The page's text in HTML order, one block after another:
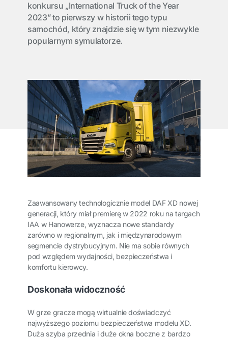
konkursu „International Truck of the Year
2023” to pierwszy w historii tego typu
samochód, który znajdzie się w tym niezwykle
popularnym symulatorze.
Zaawansowany technologicznie model DAF XD nowej
generacji, który miał premierę w 2022 roku na targach
IAA w Hanowerze, wyznacza nowe standardy
zarówno w regionalnym, jak i międzynarodowym
segmencie dystrybucyjnym. Nie ma sobie równych
pod względem wydajności, bezpieczeństwa i
komfortu kierowcy.
Doskonała widoczność
W grze gracze mogą wirtualnie doświadczyć
najwyższego poziomu bezpieczeństwa modelu XD.
Duża szyba przednia i duże okna boczne z bardzo